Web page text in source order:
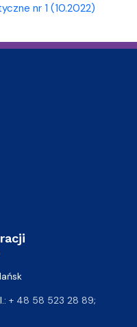
nr 1 (10.2022)
+ 48 58 523 28 89;